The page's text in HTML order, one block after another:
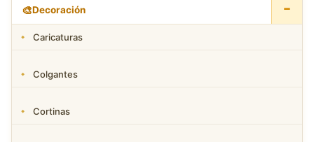
🎨Decoración −
Caricaturas
Colgantes
Cortinas